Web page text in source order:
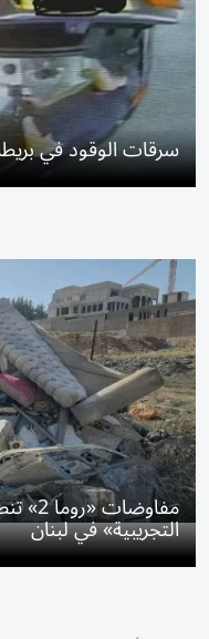
سرقات الوقود في بريطانيا 200 ألف
التجريبية» في لبنان